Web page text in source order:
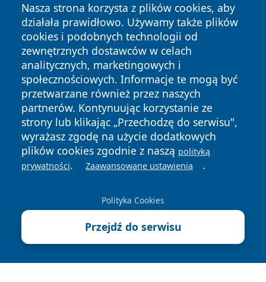
Nasza strona korzysta z plików cookies, aby
działała prawidłowo. Używamy także plików
cookies i podobnych technologii od
zewnętrznych dostawców w celach
analitycznych, marketingowych i
społecznościowych. Informacje te mogą być
przetwarzane również przez naszych
partnerów. Kontynuując korzystanie ze
strony lub klikając „Przechodzę do serwisu",
wyrażasz zgodę na użycie dodatkowych
plików cookies zgodnie z naszą polityką
prywatności. Zaawansowane ustawienia .
Polityka Cookies
Przejdź do serwisu
Copyright © 2026 faktyrzeszow.pl Wszystkie prawa
zastrzeżone.
News Autorzy
Polityka
Prywatności
Polityka
Cookies